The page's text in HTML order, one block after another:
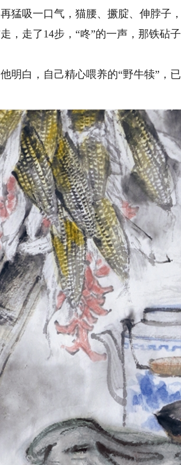
猛吸一口气，猫腰、撅腚、伸脖子
，走了14步，“咚”的一声，那铁砧
白，自己精心喂养的“野牛犊”，